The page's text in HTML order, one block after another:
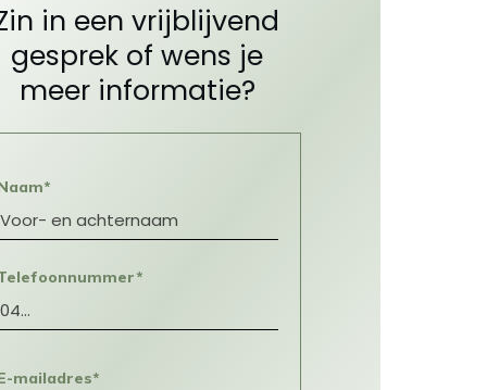
in een vrijblijvend
gesprek of wens je
meer informatie?
mailadres*